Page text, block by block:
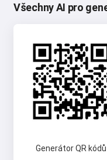
Všechny AI pro
Generátor QR kódů